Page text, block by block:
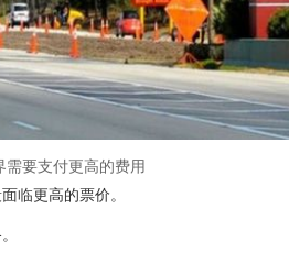
要支付更高的费用
临更高的票价。